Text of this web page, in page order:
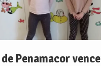
Penamacor